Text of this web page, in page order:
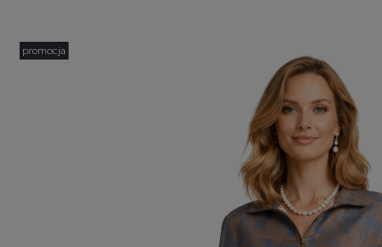
promocja